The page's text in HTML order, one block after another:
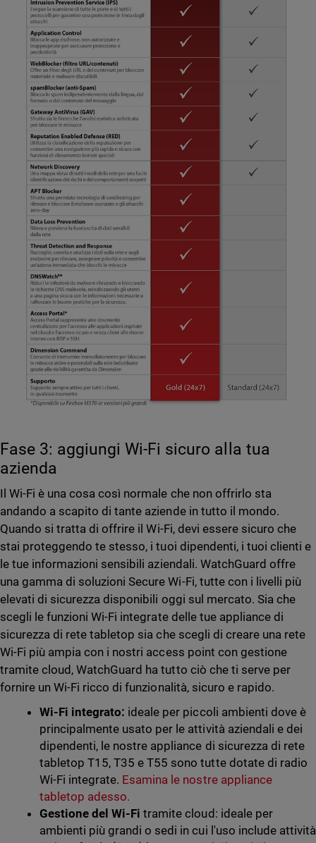
Fase 3: aggiungi Wi-Fi sicuro alla tua
azienda
Il Wi-Fi è una cosa così normale che non offrirlo sta
andando a scapito di tante aziende in tutto il mondo.
Quando si tratta di offrire il Wi-Fi, devi essere sicuro che
stai proteggendo te stesso, i tuoi dipendenti, i tuoi clienti e
le tue informazioni sensibili aziendali. WatchGuard offre
una gamma di soluzioni Secure Wi-Fi, tutte con i livelli più
elevati di sicurezza disponibili oggi sul mercato. Sia che
scegli le funzioni Wi-Fi integrate delle tue appliance di
sicurezza di rete tabletop sia che scegli di creare una rete
Wi-Fi più ampia con i nostri access point con gestione
tramite cloud, WatchGuard ha tutto ciò che ti serve per
fornire un Wi-Fi ricco di funzionalità, sicuro e rapido.
Wi-Fi integrato: ideale per piccoli ambienti dove è
principalmente usato per le attività aziendali e dei
dipendenti, le nostre appliance di sicurezza di rete
tabletop T15, T35 e T55 sono tutte dotate di radio
Wi-Fi integrate. Esamina le nostre appliance
tabletop adesso.
Gestione del Wi-Fitramite cloud: ideale per
ambienti più grandi o sedi in cui l'uso include attività